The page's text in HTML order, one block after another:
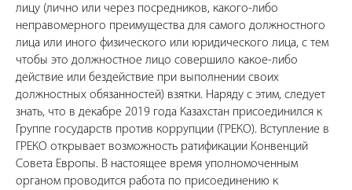
лицу (лично или через посредников, какого-либо
неправомерного преимущества для самого должностного
лица или иного физического или юридического лица, с тем
чтобы это должностное лицо совершило какое-либо
действие или бездействие при выполнении своих
должностных обязанностей) взятки. Наряду с этим, следует
знать, что в декабре 2019 года Казахстан присоединился к
Группе государств против коррупции (ГРЕКО). Вступление в
ГРЕКО открывает возможность ратификации Конвенций
Совета Европы. В настоящее время уполномоченным
органом проводится работа по присоединению к